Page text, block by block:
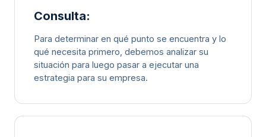
Consulta:
Para determinar en qué punto se encuentra y lo
qué necesita primero, debemos analizar su
situación para luego pasar a ejecutar una
estrategia para su empresa.